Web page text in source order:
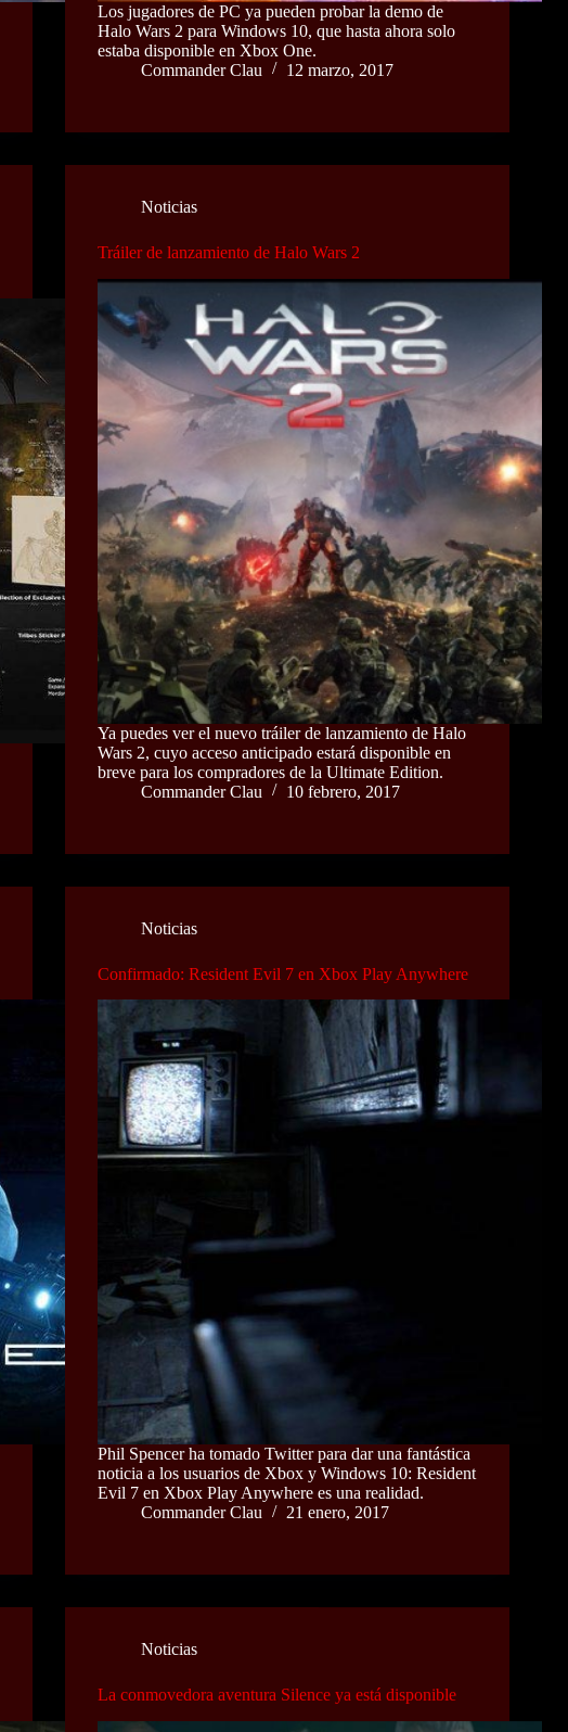
Los jugadores de PC ya pueden probar la demo de
Halo Wars 2 para Windows 10, que hasta ahora solo
estaba disponible en Xbox One.
Commander Clau
12 marzo, 2017
Noticias
Tráiler de lanzamiento de Halo Wars 2
Ya puedes ver el nuevo tráiler de lanzamiento de Halo
Wars 2, cuyo acceso anticipado estará disponible en
breve para los compradores de la Ultimate Edition.
Commander Clau
10 febrero, 2017
Noticias
Confirmado: Resident Evil 7 en Xbox Play Anywhere
Phil Spencer ha tomado Twitter para dar una fantástica
noticia a los usuarios de Xbox y Windows 10: Resident
Evil 7 en Xbox Play Anywhere es una realidad.
Commander Clau
21 enero, 2017
Noticias
La conmovedora aventura Silence ya está disponible